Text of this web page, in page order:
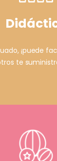
¡puede
te